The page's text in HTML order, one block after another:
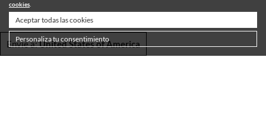
Envie a:United States of America
cookies
Aceptar todas las cookies
Personaliza tu consentimiento